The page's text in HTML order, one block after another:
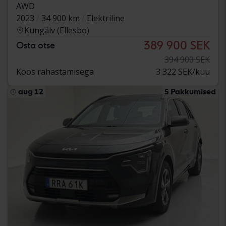
AWD
2023
34 900 km
Elektriline
Kungälv (Ellesbo)
Osta otse 389 900 SEK
394 900 SEK
Koos rahastamisega
3 322 SEK/kuu
aug 12 5 Pakkumised